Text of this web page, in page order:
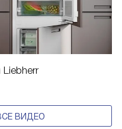
Liebherr
ВИДЕО